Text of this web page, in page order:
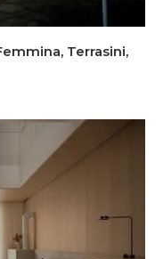
Terrasini,